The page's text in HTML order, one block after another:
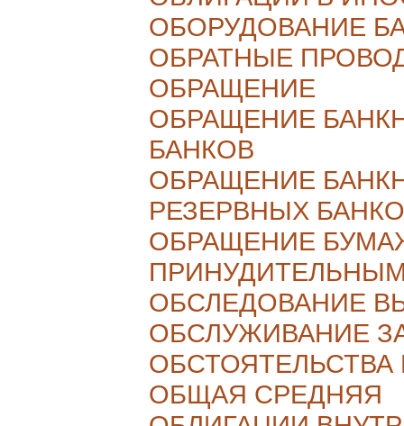
ОБОРУДОВАНИЕ
ОБРАТНЫЕ
ОБРАЩЕНИЕ
ОБРАЩЕНИЕ
БАНКОВ
ОБРАЩЕНИЕ
РЕЗЕРВНЫХ
ОБРАЩЕНИЕ
ОБСЛЕДОВАНИЕ
ОБСЛУЖИВАНИЕ
ОБЩАЯ СРЕДНЯЯ